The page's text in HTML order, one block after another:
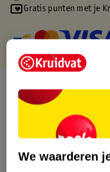
Gratis punten met je
Over dit product
Productinformatie
We waarderen